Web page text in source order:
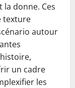
donne. Ces
texture
autour
un cadre
les